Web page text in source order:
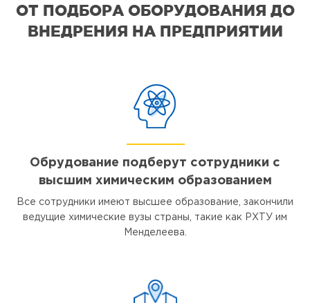
ОТ ПОДБОРА ОБОРУДОВАНИЯ ДО
ВНЕДРЕНИЯ НА ПРЕДПРИЯТИИ
Обрудование подберут сотрудники с
высшим химическим образованием
Все сотрудники имеют высшее образование, закончили
ведущие химические вузы страны, такие как РХТУ им
Менделеева.